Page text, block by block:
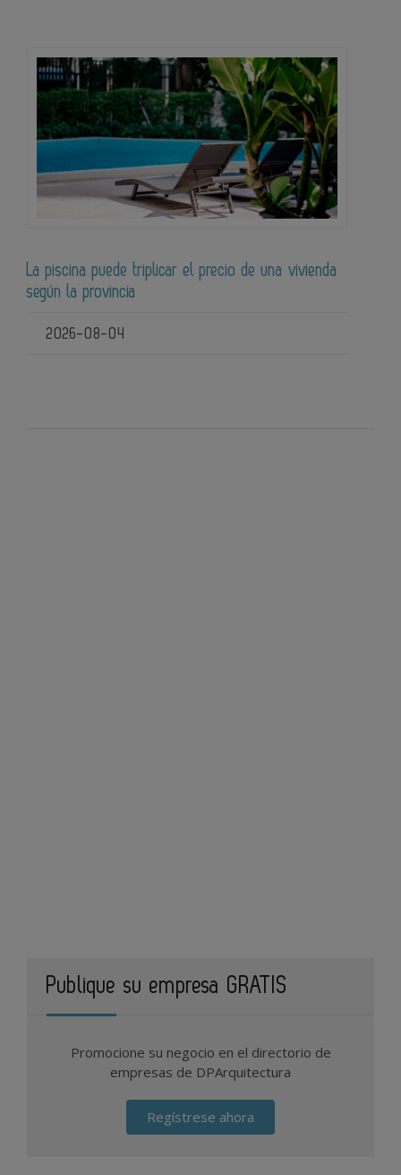
La piscina puede triplicar el precio de una vivienda
según la provincia
2026-08-04
Publique su empresa GRATIS
Promocione su negocio en el directorio de
empresas de DPArquitectura
Regístrese ahora